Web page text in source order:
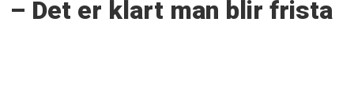
– Det er klart man blir frista